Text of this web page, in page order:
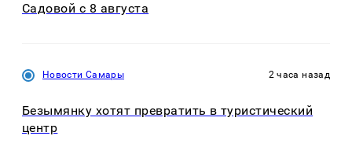
Садовой с 8 августа
Новости Самары 2 часа назад
Безымянку хотят превратить в туристический
центр